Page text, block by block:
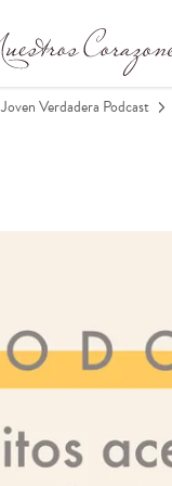
Joven Verdadera Podcast